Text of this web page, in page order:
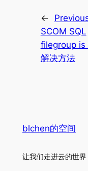
←
SCOM SQL
filegroup is
解决方法
blchen的空间
让我们走进云的世界